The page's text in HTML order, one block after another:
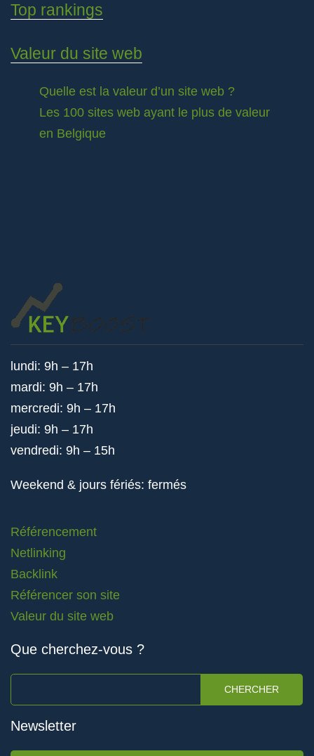
Top rankings
Valeur du site web
Quelle est la valeur d’un site web ?
Les 100 sites web ayant le plus de valeur
en Belgique
lundi: 9h – 17h
mardi: 9h – 17h
mercredi: 9h – 17h
jeudi: 9h – 17h
vendredi: 9h – 15h
Weekend & jours fériés: fermés
Référencement
Netlinking
Backlink
Référencer son site
Valeur du site web
Que cherchez-vous ?
CHERCHER
Newsletter